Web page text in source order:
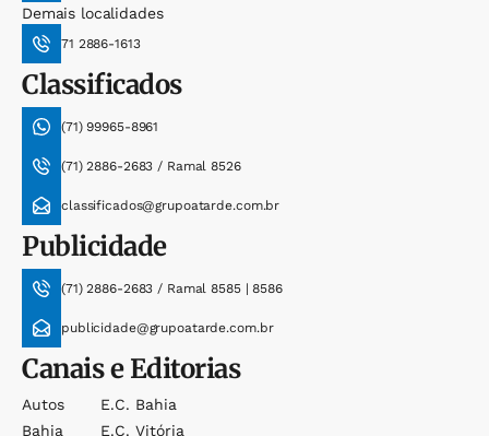
Demais localidades
71 2886-1613
Classificados
(71) 99965-8961
(71) 2886-2683 / Ramal 8526
classificados@grupoatarde.com.br
Publicidade
(71) 2886-2683 / Ramal 8585 | 8586
publicidade@grupoatarde.com.br
Canais e Editorias
Autos
Bahia
E.c. Bahia
E.c. Vitória